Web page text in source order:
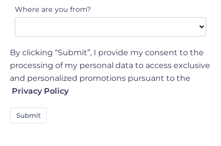
Where are you from?
By clicking “Submit”, I provide my consent to the
processing of my personal data to access exclusive
and personalized promotions pursuant to the
Privacy Policy
Submit